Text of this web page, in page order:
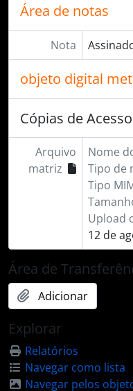
Área de notas
Nota
objeto digital
Cópias de Acesso
Arquivo
matriz
Nome
Tipo de
Tipo
Upload
12 de
Área de
Adicionar
Explorar
Relatórios
Navegar como lista
Navegar pelos